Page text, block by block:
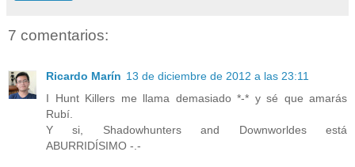
7 comentarios:
Ricardo Marín 13 de diciembre de 2012 a las 23:11
I Hunt Killers me llama demasiado *-* y sé que amarás
Rubí.
Y si, Shadowhunters and Downworldes está
ABURRIDÍSIMO -.-